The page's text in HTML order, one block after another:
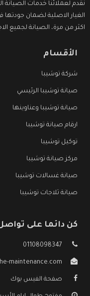
نقدم لعملائنا خدمات
الغيار الاصلية لضمان
اكثر من مرة، الصيانة لجميع
الأقسام
شركة توشيبا
صيانة توشيبا الرئيسي
صيانة توشيبا وعناوينها
ارقام صيانة توشيبا
توكيل توشيبا
مركز صيانة توشيبا
صيانة غسالات توشيبا
صيانة ثلاجات توشيبا
كن دائما على
01108098347
maintenance.com
صفحة الفيس بوك